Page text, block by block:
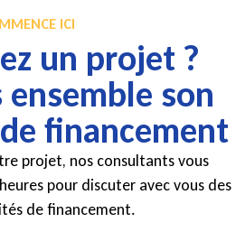
ICI
un projet ?
son
financement
projet, nos consultants vous
pour discuter avec vous des
de financement.